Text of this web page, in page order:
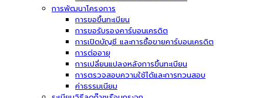
การพัฒนาโครงการ
การขอขึ้นทะเบียน
การขอรับรองคาร์บอนเครดิต
การเปิดบัญชี และการซื้อขายคาร์บอนเครดิต
การต่ออายุ
การเปลี่ยนแปลงหลังการขึ้นทะเบียน
การตรวจสอบความใช้ได้และการทวนสอบ
ค่าธรรมเนียม